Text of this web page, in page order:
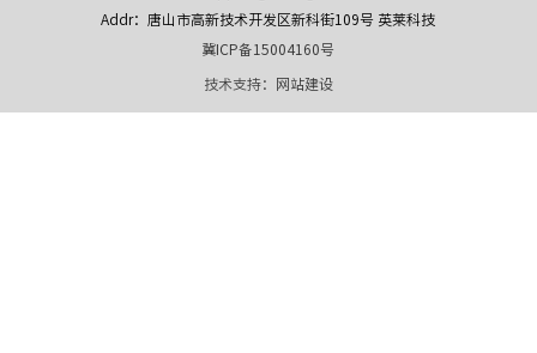
Addr：唐山市高新技术开发区新科街109号 英莱科技
冀ICP备15004160号
技术支持： 网站建设